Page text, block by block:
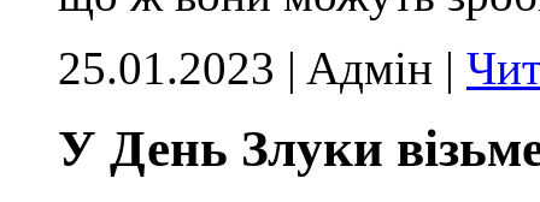
25.01.2023 | Aдмін |
У День Злуки